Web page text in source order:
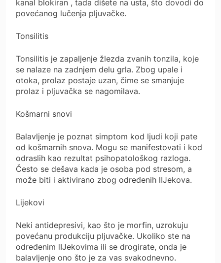
kanal blokiran , tada dišete na usta, što dovodi do
povećanog lučenja pljuvačke.
Tonsilitis
Tonsilitis je zapaljenje žlezda zvanih tonzila, koje
se nalaze na zadnjem delu grla. Zbog upale i
otoka, prolaz postaje uzan, čime se smanjuje
prolaz i pljuvačka se nagomilava.
Košmarni snovi
Balavljenje je poznat simptom kod ljudi koji pate
od košmarnih snova. Mogu se manifestovati i kod
odraslih kao rezultat psihopatološkog razloga.
Često se dešava kada je osoba pod stresom, a
može biti i aktivirano zbog određenih lIJekova.
Lijekovi
Neki antidepresivi, kao što je morfin, uzrokuju
povećanu produkciju pljuvačke. Ukoliko ste na
određenim lIJekovima ili se drogirate, onda je
balavljenje ono što je za vas svakodnevno.